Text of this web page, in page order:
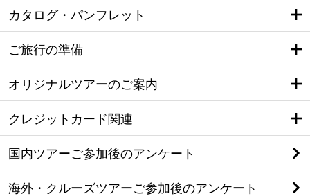
カタログ・パンフレット
ご旅行の準備
オリジナルツアーのご案内
クレジットカード関連
国内ツアーご参加後のアンケート
海外・クルーズツアーご参加後のアンケート